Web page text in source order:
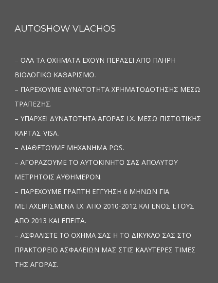
AUTOSHOW VLACHOS
– ΟΛΑ ΤΑ ΟΧΗΜΑΤΑ ΕΧΟΥΝ ΠΕΡΑΣΕΙ ΑΠΟ ΠΛΗΡΗ
ΒΙΟΛΟΓΙΚΟ ΚΑΘΑΡΙΣΜΟ.
– ΠΑΡΕΧΟΥΜΕ ΔΥΝΑΤΟΤΗΤΑ ΧΡΗΜΑΤΟΔΟΤΗΣΗΣ ΜΕΣΩ
ΤΡΑΠΕΖΗΣ.
– ΥΠΑΡΧΕΙ ΔΥΝΑΤΟΤΗΤΑ ΑΓΟΡΑΣ Ι.Χ. ΜΕΣΩ ΠΙΣΤΩΤΙΚΗΣ
ΚΑΡΤΑΣ-VISA.
– ΔΙΑΘΕΤΟΥΜΕ ΜΗΧΑΝΗΜΑ POS.
– ΑΓΟΡΑΖΟΥΜΕ ΤΟ ΑΥΤΟΚΙΝΗΤΟ ΣΑΣ ΑΠΟΛΥΤΟΥ
ΜΕΤΡΗΤΟΙΣ ΑΥΘΗΜΕΡΟΝ.
– ΠΑΡΕΧΟΥΜΕ ΓΡΑΠΤΗ ΕΓΓΥΗΣΗ 6 ΜΗΝΩΝ ΓΙΑ
ΜΕΤΑΧΕΙΡΙΣΜΕΝΑ Ι.Χ. ΑΠΟ 2010-2012 ΚΑΙ ΕΝΟΣ ΕΤΟΥΣ
ΑΠΟ 2013 ΚΑΙ ΕΠΕΙΤΑ.
– ΑΣΦΑΛΙΣΤΕ ΤΟ ΟΧΗΜΑ ΣΑΣ Η ΤΟ ΔΙΚΥΚΛΟ ΣΑΣ ΣΤΟ
ΠΡΑΚΤΟΡΕΙΟ ΑΣΦΑΛΕΙΩΝ ΜΑΣ ΣΤΙΣ ΚΑΛΥΤΕΡΕΣ ΤΙΜΕΣ
ΤΗΣ ΑΓΟΡΑΣ.